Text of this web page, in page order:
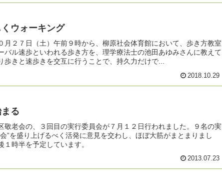
ウォーキング
月２７日（土）午前９時から、柳原社会体育館において、歩き方教室
バル速歩といわれる歩き方を、理学療法士の池田あゆみさんに教えて
歩きと速歩きを交互に行うことで、持久力だけで...
2018.10.29
る
敬老会の、３回目の実行委員会が７月１２日行われました。９名の実
”を盛り上げるべく活発に意見を交わし、ほぼ大筋がまとまりまし
時半を予定しています。
2013.07.23